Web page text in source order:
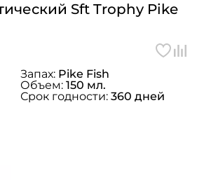
Sft Trophy Pike
Запах: Pike Fish
Объем: 150 мл.
Срок годности: 360 дней